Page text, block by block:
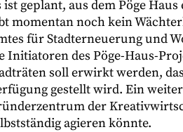
ist geplant, aus dem Pöge
momentan noch kein
für Stadterneuerung und
Initiatoren des Pöge-Haus-
soll erwirkt werden,
gestellt wird. Ein
der
agieren könnte.